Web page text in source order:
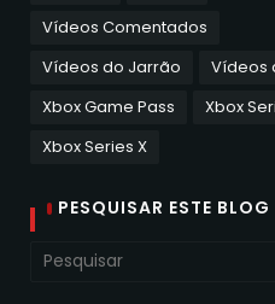
Vídeos Comentados
Vídeos do Jarrão
Vídeos
Xbox Game Pass
Xbox
Xbox Series X
PESQUISAR ESTE BLOG